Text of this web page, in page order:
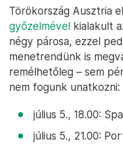
Törökország Ausztria
győzelmével kialakult
négy párosa, ezzel
menetrendünk is
remélhetőleg – sem
nem fogunk unatkozni:
július 5., 18.00:
július 5., 21.00: